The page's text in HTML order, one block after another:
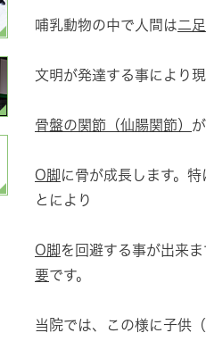
哺乳動物の中で人間は二
文明が発達する事により
骨盤の関節（仙腸関節）
O脚 に骨が成長します。
とにより
O脚 を回避する事が出来
要です。
当院では、この様に子供